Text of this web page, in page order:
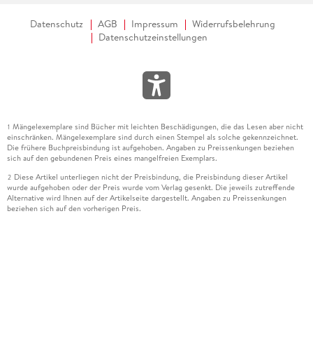
Datenschutz AGB Impressum
Widerrufsbelehrung
Datenschutzeinstellungen
1 Mängelexemplare sind Bücher mit leichten Beschädigungen, die das Lesen aber nicht
einschränken. Mängelexemplare sind durch einen Stempel als solche gekennzeichnet.
Die frühere Buchpreisbindung ist aufgehoben. Angaben zu Preissenkungen beziehen
sich auf den gebundenen Preis eines mangelfreien Exemplars.
2 Diese Artikel unterliegen nicht der Preisbindung, die Preisbindung dieser Artikel
wurde aufgehoben oder der Preis wurde vom Verlag gesenkt. Die jeweils zutreffende
Alternative wird Ihnen auf der Artikelseite dargestellt. Angaben zu Preissenkungen
beziehen sich auf den vorherigen Preis.